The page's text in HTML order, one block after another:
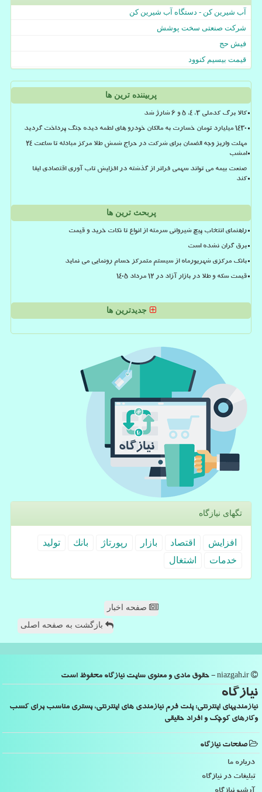
آب شیرین کن - دستگاه آب شیرین کن
شرکت صنعتی سخت پوشش
فیش حج
قیمت بیسیم کنوود
پربیننده ترین ها
کالا برگ کدملی 3، 4، 5 و 6 شارژ شد
۱۴۳۰ میلیارد تومان خسارت به مالکان خودرو های لطمه دیده جنگ پرداخت گردید
مهلت واریز وجه الضمان برای شرکت در حراج شمش طلا مرکز مبادله تا ساعت ۲۴
امشب
صنعت بیمه می تواند سهمی فراتر از گذشته در افزایش تاب آوری اقتصادی ایفا
کند
پربحث ترین ها
راهنمای انتخاب پیچ شیروانی سرمته از انواع تا نکات خرید و قیمت
برق گران نشده است
بانک مرکزی شهریورماه از سیستم متمرکز حسام رونمایی می نماید
قیمت سکه و طلا در بازار آزاد در ۱۲ مرداد ۱۴۰۵
جدیدترین ها
تگهای نیازگاه
افزایش اقتصاد بازار رپورتاژ بانك
تولید
خدمات
اشتغال
صفحه اخبار
بازگشت به صفحه اصلی
نیازگاه
نیازمندیهای اینترنتی: پلت فرم نیازمندی های اینترنتی، بستری مناسب برای کسب
وکارهای کوچک و افراد حقیقی
صفحات نیازگاه
درباره ما
تبلیغات در نیازگاه